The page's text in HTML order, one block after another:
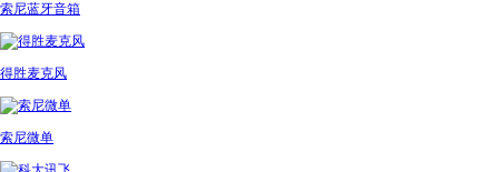
索尼蓝牙音箱
得胜麦克风
索尼微单